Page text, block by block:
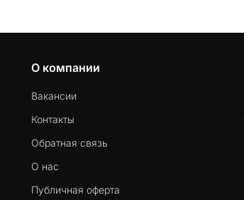
О компании
Вакансии
Контакты
Обратная связь
О нас
Публичная оферта